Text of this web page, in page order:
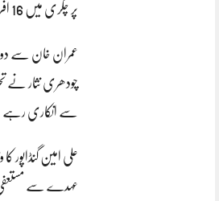
پر چکری میں 16 افراد کا کامیاب ریسکیو
عمران خان سے
چودھری نثار نے
سے انکاری رہے
علی امین گنڈاپور کا
عہدے سے